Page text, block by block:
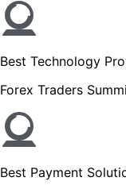
Best Technology
Forex Traders
Best Payment